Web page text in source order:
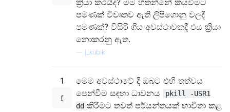
ක්‍රියා කරයිද? මම හිතන්නේ කියවීමට
පමණක් විවෘතව ඇති ලිපිගොනු වලදී
පමණක්? විසිරී ගිය අවස්ථාවකදී එය ක්‍රියා
නොකරනු ඇත.
j_kubik
1
මෙම අවස්ථාවේ දී ඔබට එහි තත්වය
පෙන්වීම සඳහා ධාවනය
pkill -USR1
dd කිරීමට තවත් පර්යන්තයක් භාවිතා කළ